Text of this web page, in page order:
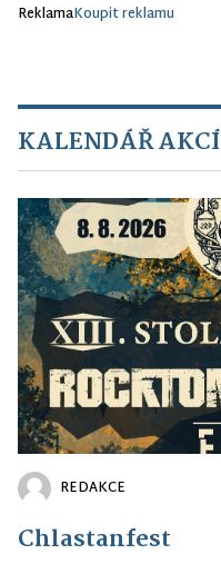
ReklamaKoupit reklamu
KALENDÁŘ AKCÍ
REDAKCE
Chlastanfest